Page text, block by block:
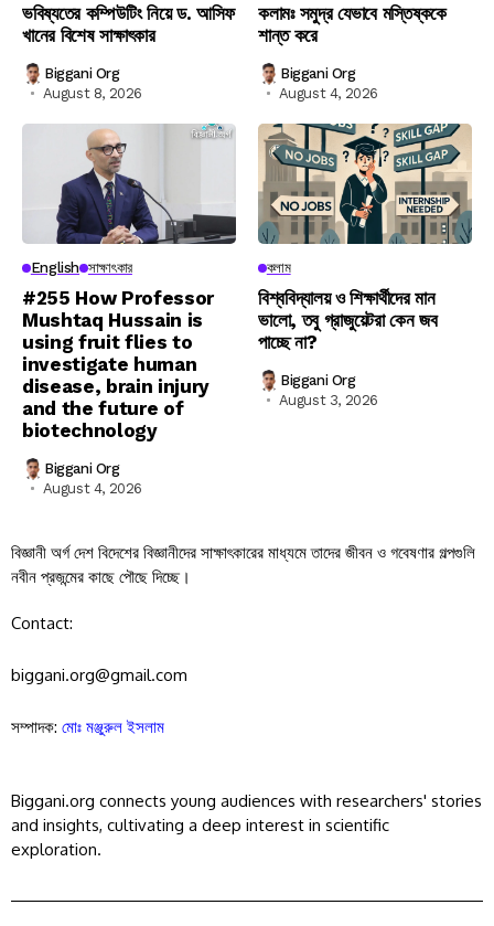
ভবিষ্যতের কম্পিউটিং নিয়ে ড. আসিফ
খানের বিশেষ সাক্ষাৎকার
Biggani Org
August 8, 2026
কলামঃ সমুদ্র যেভাবে মস্তিষ্ককে
শান্ত করে
Biggani Org
August 4, 2026
English সাক্ষাৎকার
#255 How Professor
Mushtaq Hussain is
using fruit flies to
investigate human
disease, brain injury
and the future of
biotechnology
Biggani Org
August 4, 2026
কলাম
বিশ্ববিদ্যালয় ও শিক্ষার্থীদের মান
ভালো, তবু গ্রাজুয়েটরা কেন জব
পাচ্ছে না?
Biggani Org
August 3, 2026
বিজ্ঞানী অর্গ দেশ বিদেশের বিজ্ঞানীদের সাক্ষাৎকারের মাধ্যমে তাদের জীবন ও গবেষণার গল্পগুলি
নবীন প্রজন্মের কাছে পৌছে দিচ্ছে।
Contact:
biggani.org@gmail.com
সম্পাদক: মোঃ মঞ্জুরুল ইসলাম
Biggani.org connects young audiences with researchers' stories
and insights, cultivating a deep interest in scientific
exploration.